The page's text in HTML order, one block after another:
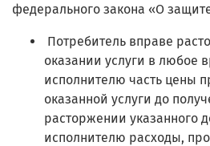
федерального закона «О
Потребитель вправе
оказании услуги в любое
исполнителю часть цены
оказанной услуги до
расторжении указанного
исполнителю расходы,